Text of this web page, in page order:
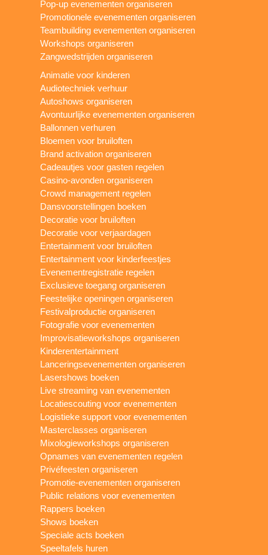
Pop-up evenementen organiseren
Promotionele evenementen organiseren
Teambuilding evenementen organiseren
Workshops organiseren
Zangwedstrijden organiseren
Animatie voor kinderen
Audiotechniek verhuur
Autoshows organiseren
Avontuurlijke evenementen organiseren
Ballonnen verhuren
Bloemen voor bruiloften
Brand activation organiseren
Cadeautjes voor gasten regelen
Casino-avonden organiseren
Crowd management regelen
Dansvoorstellingen boeken
Decoratie voor bruiloften
Decoratie voor verjaardagen
Entertainment voor bruiloften
Entertainment voor kinderfeestjes
Evenementregistratie regelen
Exclusieve toegang organiseren
Feestelijke openingen organiseren
Festivalproductie organiseren
Fotografie voor evenementen
Improvisatieworkshops organiseren
Kinderentertainment
Lanceringsevenementen organiseren
Lasershows boeken
Live streaming van evenementen
Locatiescouting voor evenementen
Logistieke support voor evenementen
Masterclasses organiseren
Mixologieworkshops organiseren
Opnames van evenementen regelen
Privéfeesten organiseren
Promotie-evenementen organiseren
Public relations voor evenementen
Rappers boeken
Shows boeken
Speciale acts boeken
Speeltafels huren